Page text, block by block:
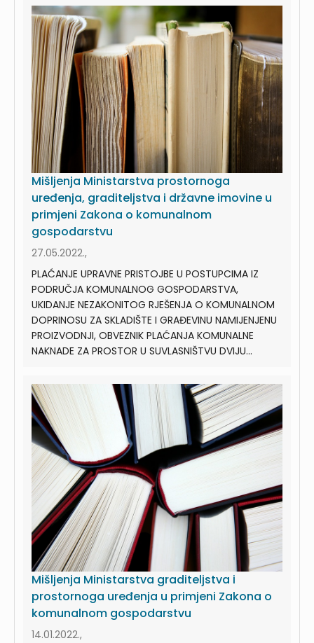
Mišljenja Ministarstva prostornoga
uređenja, graditeljstva i državne imovine u
primjeni Zakona o komunalnom
gospodarstvu
27.05.2022.,
PLAĆANJE UPRAVNE PRISTOJBE U POSTUPCIMA IZ
PODRUČJA KOMUNALNOG GOSPODARSTVA,
UKIDANJE NEZAKONITOG RJEŠENJA O KOMUNALNOM
DOPRINOSU ZA SKLADIŠTE I GRAĐEVINU NAMIJENJENU
PROIZVODNJI, OBVEZNIK PLAĆANJA KOMUNALNE
NAKNADE ZA PROSTOR U SUVLASNIŠTVU DVIJU...
Mišljenja Ministarstva graditeljstva i
prostornoga uređenja u primjeni Zakona o
komunalnom gospodarstvu
14.01.2022.,